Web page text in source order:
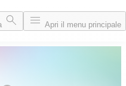
Apri il menu principale